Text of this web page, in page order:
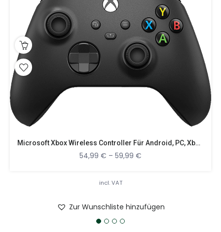
Microsoft Xbox Wireless Controller Für Android, PC, Xbox One, Xbox Series X
54,99 € – 59,99 €
incl. VAT
Zur Wunschliste hinzufügen